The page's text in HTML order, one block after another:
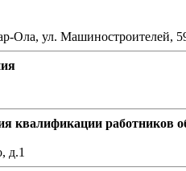
Ола, ул. Машиностроителей,
квалификации работников
д.1